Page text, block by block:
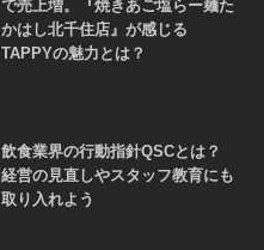
で売上増。『焼きあご塩らー麺た
かはし北千住店』が感じる
TAPPYの魅力とは？
飲食業界の行動指針QSCとは？
経営の見直しやスタッフ教育にも
取り入れよう